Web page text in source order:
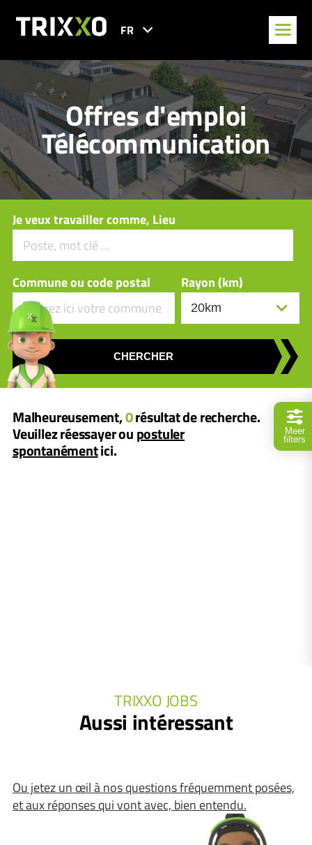
FR
Offres d'emploi
Télécommunication
Je veux travailler comme, Lieu
Commune ou code postal Rayon (km)
CHERCHER
Meer
filters
Malheureusement,0résultat de recherche.
Veuillez réessayer oupostuler
spontanémentici.
TRIXXO JOBS
Aussi intéressant
Ou jetez un œil à nos questions fréquemment posées,
et aux réponses qui vont avec, bien entendu.